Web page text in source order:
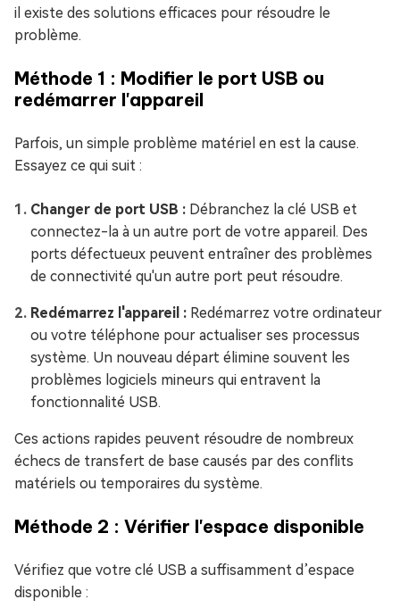
il existe des solutions efficaces pour résoudre le
problème.
Méthode 1 : Modifier le port USB ou
redémarrer l'appareil
Parfois, un simple problème matériel en est la cause.
Essayez ce qui suit :
Changer de port USB : Débranchez la clé USB et
connectez-la à un autre port de votre appareil. Des
ports défectueux peuvent entraîner des problèmes
de connectivité qu'un autre port peut résoudre.
Redémarrez l'appareil : Redémarrez votre ordinateur
ou votre téléphone pour actualiser ses processus
système. Un nouveau départ élimine souvent les
problèmes logiciels mineurs qui entravent la
fonctionnalité USB.
Ces actions rapides peuvent résoudre de nombreux
échecs de transfert de base causés par des conflits
matériels ou temporaires du système.
Méthode 2 : Vérifier l'espace disponible
Vérifiez que votre clé USB a suffisamment d’espace
disponible :